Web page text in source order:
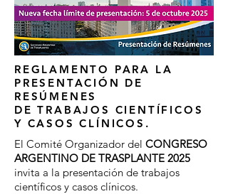
REGLAMENTO PARA LA
PRESENTACIÓN DE
RESÚMENES
DE TRABAJOS CIENTÍFICOS
Y CASOS CLÍNICOS.
El Comité Organizador del CONGRESO
ARGENTINO DE TRASPLANTE 2025
invita a la presentación de trabajos
científicos y casos clínicos.